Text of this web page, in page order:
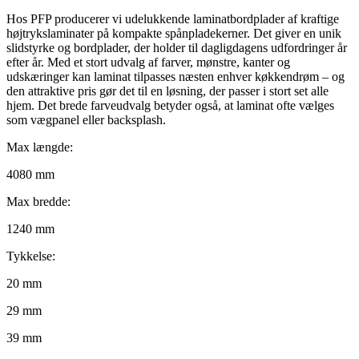
Hos PFP producerer vi udelukkende laminatbordplader af kraftige
højtrykslaminater på kompakte spånpladekerner. Det giver en unik
slidstyrke og bordplader, der holder til dagligdagens udfordringer år
efter år. Med et stort udvalg af farver, mønstre, kanter og
udskæringer kan laminat tilpasses næsten enhver køkkendrøm – og
den attraktive pris gør det til en løsning, der passer i stort set alle
hjem. Det brede farveudvalg betyder også, at laminat ofte vælges
som vægpanel eller backsplash.
Max længde:
4080 mm
Max bredde:
1240 mm
Tykkelse:
20 mm
29 mm
39 mm